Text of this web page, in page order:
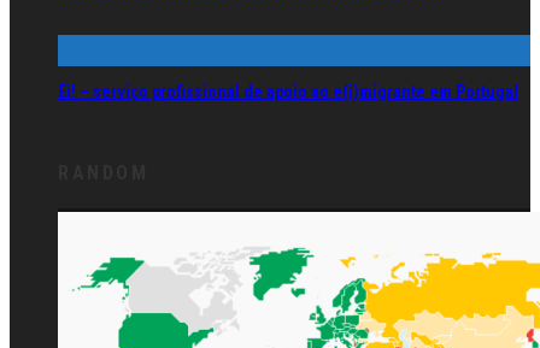
Ei! – serviço profissional de apoio ao e(i)migrante em Portugal